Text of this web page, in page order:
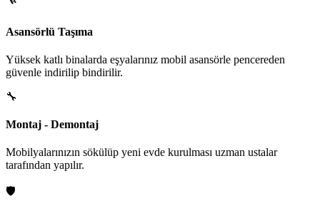
Asansörlü Taşıma
Yüksek katlı binalarda eşyalarınız mobil asansörle pencereden
güvenle indirilip bindirilir.
🔧
Montaj - Demontaj
Mobilyalarınızın sökülüp yeni evde kurulması uzman ustalar
tarafından yapılır.
🛡️